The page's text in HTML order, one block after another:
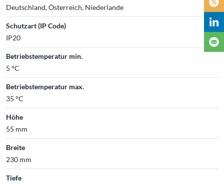
Deutschland, Österreich, Niederlande
Schutzart (IP Code)
IP20
Betriebstemperatur min.
5 °C
Betriebstemperatur max.
35 °C
Höhe
55 mm
Breite
230 mm
Tiefe